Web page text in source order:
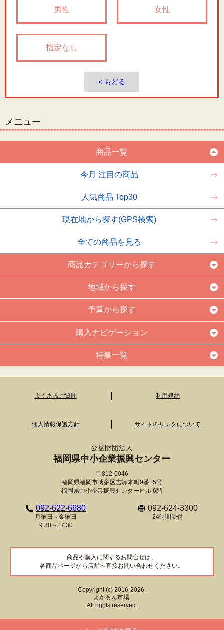
男性 女性
指定なし
< もどる
メニュー
商品一覧
今月 注目の商品
人気商品 Top30
現在地から探す(GPS検索)
全ての商品を見る
商品カテゴリーから探す
地域から探す
予算から探す
購入ナビゲーション
特集一覧
よくあるご質問 利用規約
個人情報保護方針 サイトのリンクについて
公益財団法人
福岡県中小企業振興センター
〒812-0046
福岡県福岡市博多区吉塚本町9番15号
福岡県中小企業振興センタービル 6階
092-622-6680
月曜日～金曜日
9:30～17:30
092-624-3300
24時間受付
商品や購入に関するお問合せは、
各商品ページから店舗へ直接お問い合わせください。
Copyright (c) 2016-2026.
よかもん市場.
All rights reserved.